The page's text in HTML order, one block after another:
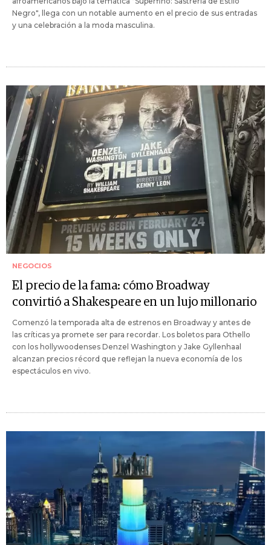
Negro", llega con un notable aumento en el precio de sus entradas
y una celebración a la moda masculina.
NEGOCIOS
El precio de la fama: cómo Broadway
convirtió a Shakespeare en un lujo millonario
Comenzó la temporada alta de estrenos en Broadway y antes de
las críticas ya promete ser para recordar. Los boletos para Othello
con los hollywoodenses Denzel Washington y Jake Gyllenhaal
alcanzan precios récord que reflejan la nueva economía de los
espectáculos en vivo.